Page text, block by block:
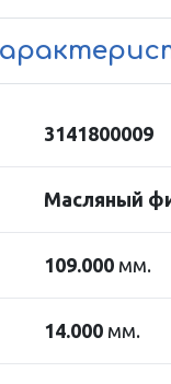
3141800009
Масляный
109.000 мм.
14.000 мм.